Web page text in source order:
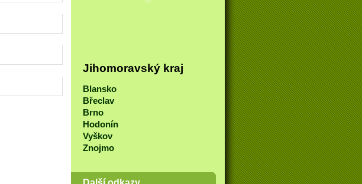
Jihomoravský kraj
Blansko
Břeclav
Brno
Hodonín
Vyškov
Znojmo